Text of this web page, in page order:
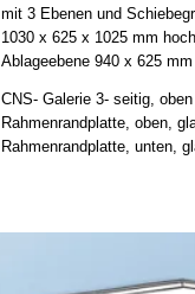
mit 3 Ebenen und
1030 x 625 x 1025 mm hoch
Ablageebene 940 x 625 mm
CNS- Galerie 3- seitig, oben
Rahmenrandplatte, oben,
Rahmenrandplatte, unten,